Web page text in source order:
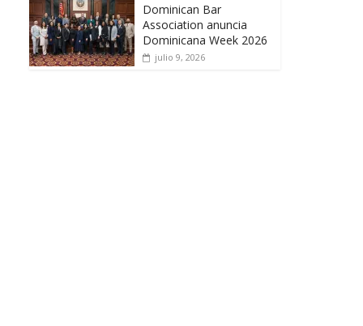
Dominican Bar
Association anuncia
Dominicana Week 2026
julio 9, 2026